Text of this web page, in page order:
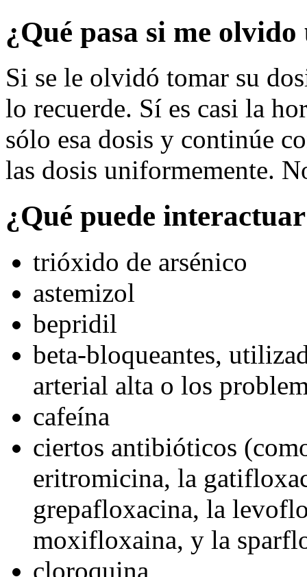
¿Qué pasa si me olvido
Si se le olvidó tomar su
lo recuerde. Sí es casi la
sólo esa dosis y continúe
las dosis uniformemente.
¿Qué puede
trióxido de arsénico
astemizol
bepridil
beta-bloqueantes,
arterial alta o los
cafeína
ciertos antibióticos
eritromicina, la
grepafloxacina, la
moxifloxaina, y la
cloroquina